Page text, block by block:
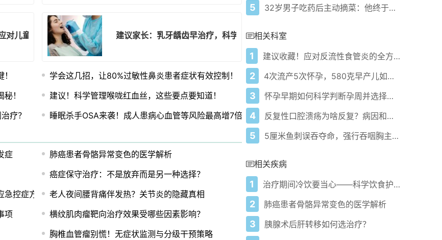
对儿童焦虑症的策略 建议家长：乳牙龋齿早治疗，科学预防保恒牙健康！
学会这几招，让80%过敏性鼻炎患者症状有效控制！
！
建议！科学管理喉咙红血丝，这些要点要知道！
疗？
睡眠杀手OSA来袭！成人患病心血管等风险最高增7倍！
症
肺癌患者骨骼异常变色的医学解析
癌症保守治疗：不是放弃而是另一种选择？
急控症方案 老人夜间腰背痛伴发热？关节炎的隐藏真相
项
横纹肌肉瘤靶向治疗效果受哪些因素影响？
胸椎血管瘤别慌！无症状监测与分级干预策略
5 32岁男子吃药后主动摘菜：他终于活过来了？
相关科室
1 建议收藏！应对反流性食管炎的全方位攻略
2 4次流产5次怀孕，580克早产儿如何闯过生存难关？
3 怀孕早期如何科学判断孕周并选择流产方式？
4 反复性口腔溃疡为啥反复？病因和应对方法揭秘！
5 5厘米鱼刺误吞夺命，强行吞咽胸主动脉破裂死亡率超80%！
相关疾病
1 治疗期间冷饮要当心——科学饮食护胃防并发症
2 肺癌患者骨骼异常变色的医学解析
3 胰腺术后肝转移如何选治疗？